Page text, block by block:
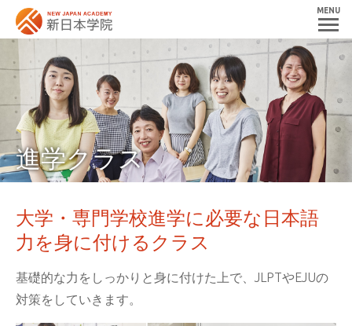
MENU
進学クラス
大学・専門学校進学に 必要な日本語
力を身に付けるクラス
基礎的な力をしっかりと身に付けた上で、 JLPTやEJUの
対策をしていきます。